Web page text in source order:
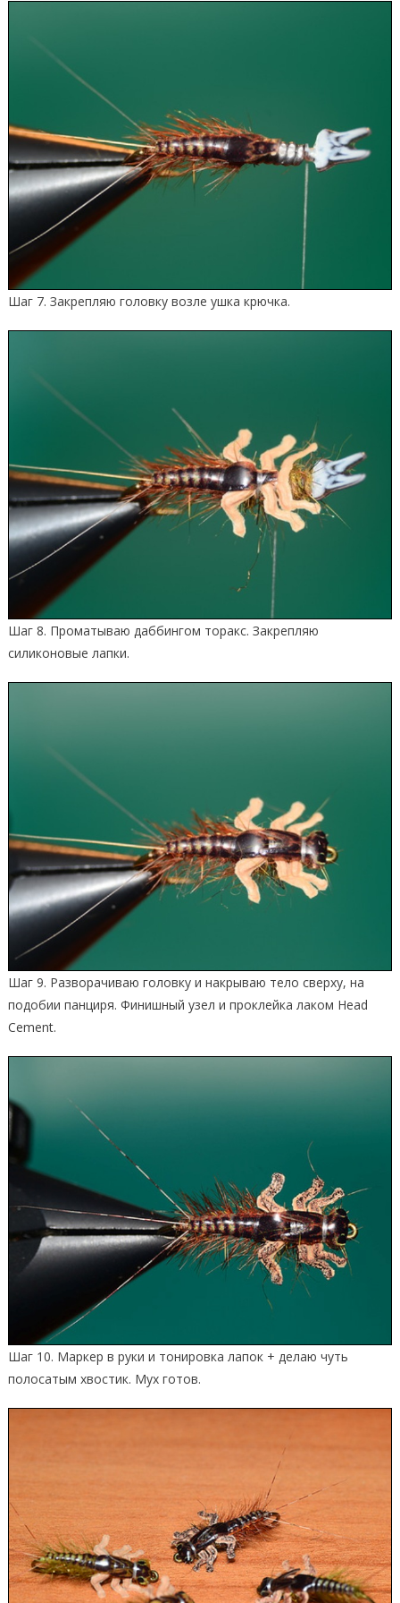
Шаг 7. Закрепляю головку возле ушка крючка.
Шаг 8. Проматываю даббингом торакс. Закрепляю
силиконовые лапки.
Шаг 9. Разворачиваю головку и накрываю тело сверху, на
подобии панциря. Финишный узел и проклейка лаком Head
Cement.
Шаг 10. Маркер в руки и тонировка лапок + делаю чуть
полосатым хвостик. Мух готов.